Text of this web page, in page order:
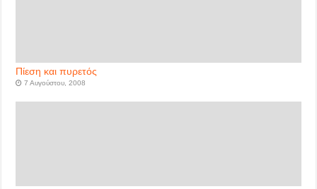
Πίεση και πυρετός
7 Αυγούστου, 2008